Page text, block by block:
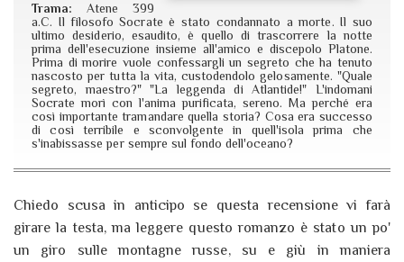
Trama: Atene 399
a.C. Il filosofo Socrate è stato condannato a morte. Il suo
ultimo desiderio, esaudito, è quello di trascorrere la notte
prima dell'esecuzione insieme all'amico e discepolo Platone.
Prima di morire vuole confessargli un segreto che ha tenuto
nascosto per tutta la vita, custodendolo gelosamente. "Quale
segreto, maestro?" "La leggenda di Atlantide!" L'indomani
Socrate morì con l'anima purificata, sereno. Ma perché era
così importante tramandare quella storia? Cosa era successo
di così terribile e sconvolgente in quell'isola prima che
s'inabissasse per sempre sul fondo dell'oceano?
Chiedo scusa in anticipo se questa recensione vi farà
girare la testa, ma leggere questo romanzo è stato un po'
un giro sulle montagne russe, su e giù in maniera